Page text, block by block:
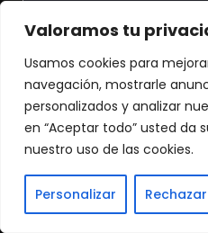
Valoramos tu
Usamos cookies para
navegación, mostrarle
personalizados y analizar
en “Aceptar todo” usted da
nuestro uso de las cookies.
Personalizar
Las editoriales
arquitectura de
papel crucial al
que facilitan la
de los principios
de sistemas. A
blogs y conferencias,
ayudan a los
arquitectos y
decisiones
estructurar sus
eficientes, escalables